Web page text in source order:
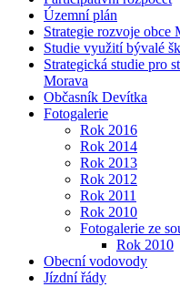
Územní plán
Strategie rozvoje obce
Studie využití bývalé
Strategická studie pro
Morava
Občasník Devítka
Fotogalerie
Rok 2016
Rok 2014
Rok 2013
Rok 2012
Rok 2011
Rok 2010
Fotogalerie ze
Rok 2010
Obecní vodovody
Jízdní řády